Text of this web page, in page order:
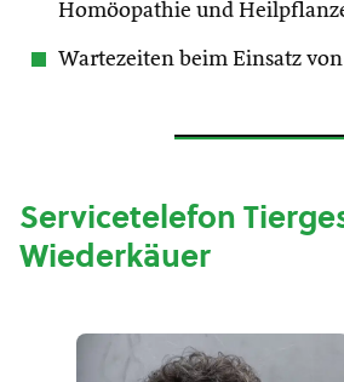
Homöopathie und
Wartezeiten beim Einsatz
Servicetelefon
Wiederkäuer